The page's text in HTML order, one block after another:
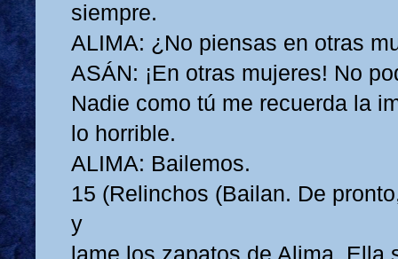
siempre.
ALIMA: ¿No piensas en otras
ASÁN: ¡En otras mujeres! No
Nadie como tú me recuerda la
lo horrible.
ALIMA: Bailemos.
15 (Relinchos (Bailan. De
y
lame los zapatos de Alima. Ella